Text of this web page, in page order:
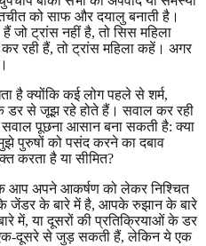
को साफ और दयालु बनाती है।
जो ट्रांस नहीं है, तो सिस महिला
रही हैं, तो ट्रांस महिला कहें। अगर
है क्योंकि कई लोग पहले से शर्म,
डर से जूझ रहे होते हैं। सवाल कर रही
सवाल पूछना आसान बना सकती है: क्या
पुरुषों को पसंद करने का दबाव
करता है या सीमित?
आप अपने आकर्षण को लेकर निश्चित
जेंडर के बारे में है, आपके रुझान के बारे
में, या दूसरों की प्रतिक्रियाओं के डर
दूसरे से जुड़ सकती हैं, लेकिन ये एक